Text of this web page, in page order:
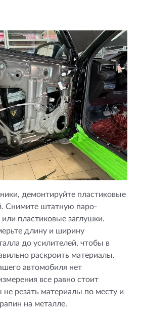
демонтируйте пластиковые
Снимите штатную паро-
пластиковые заглушки.
длину и ширину
до усилителей, чтобы в
раскроить материалы.
автомобиля нет
все равно стоит
не резать материалы по месту и
на металле.